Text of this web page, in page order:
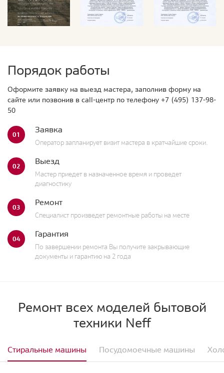
Порядок работы
Оформите заявку на выезд мастера, заполнив форму на
сайте или позвонив в call-центр по телефону +7 (495) 137-98-
50
01 Заявка
Оператор запланирует визит мастера в кратчайшие сроки.
02 Выезд
Мастер приедет в назначенное время и проведет
диагностику
03 Ремонт
Специалист произведет ремонтные работы на месте
04 Гарантия
По завершении ремонта Вы получите закрывающие
документы и гарантию на 2 года
Ремонт всех моделей бытовой
техники Neff
Стиральные машины Посудомоечные машины